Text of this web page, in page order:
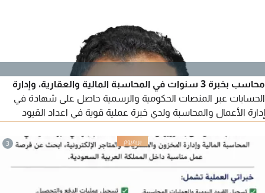
محاسب بخبرة 3 سنوات في المحاسبة المالية والعقارية، وإدارة
الحسابات عبر المنصات الحكومية والرسمية حاصل على شهادة في
إدارة الأعمال والمحاسبة ولدي خبرة عملية قوية في اعداد القيود
القوائم المالية. لدي معرفة متقدمة في ضريبة القيمة المضافة (اعداد،
تقديم، واسترداد) وخبرة في التعامل مع المنصات الالكترونية مثل
قوى - مقيم. ابحث عن دوام جزئي
3